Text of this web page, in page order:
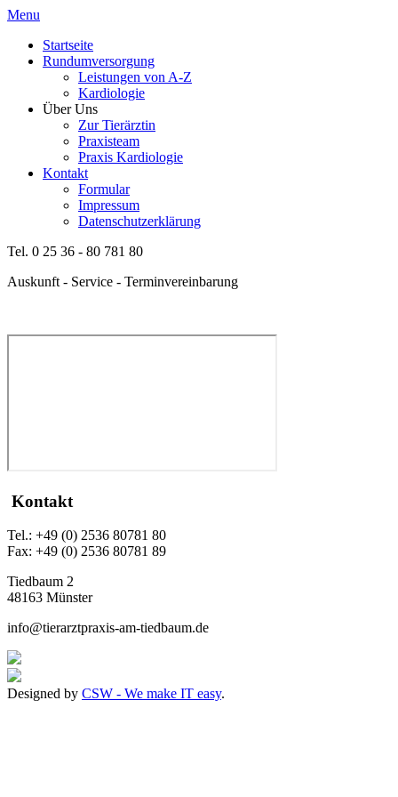
Menu
Startseite
Rundumversorgung
Leistungen von A-Z
Kardiologie
Über Uns
Zur Tierärztin
Praxisteam
Praxis Kardiologie
Kontakt
Formular
Impressum
Datenschutzerklärung
Tel. 0 25 36 - 80 781 80
Auskunft - Service - Terminvereinbarung
Kontakt
Tel.: +49 (0) 2536 80781 80
Fax: +49 (0) 2536 80781 89
Tiedbaum 2
48163 Münster
info@tierarztpraxis-am-tiedbaum.de
Designed by CSW - We make IT easy.